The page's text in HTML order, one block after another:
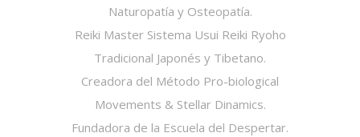
Naturopatía y Osteopatía.
Reiki Master Sistema Usui Reiki Ryoho
Tradicional Japonés y Tibetano.
Creadora del Método Pro-biological
Movements & Stellar Dinamics.
Fundadora de la Escuela del Despertar.